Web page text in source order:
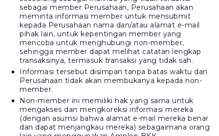
sebagai member Perusahaan, Perusahaan akan
meminta informasi member untuk mensubmit
kepada Perusahaan nama dan/atau alamat e-mail
pihak lain, untuk kepentingan member yang
mencoba untuk menghubungi non-member,
sehingga member dapat melihat catatan lengkap
transaksinya, termasuk transaksi yang tidak sah.
Informasi tersebut disimpan tanpa batas waktu dan
Perusahaan tidak akan membukanya kepada non-
member.
Non-member ini memiliki hak yang sama untuk
mengakses dan mengkoreksi informasi mereka
(dengan asumsi bahwa alamat e-mail mereka benar
dan dapat menjangkau mereka) sebagaimana orang